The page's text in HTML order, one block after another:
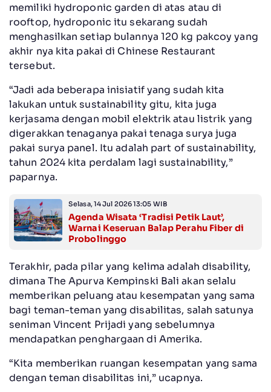
memiliki hydroponic garden di atas atau di
rooftop, hydroponic itu sekarang sudah
menghasilkan setiap bulannya 120 kg pakcoy yang
akhir nya kita pakai di Chinese Restaurant
tersebut.
“Jadi ada beberapa inisiatif yang sudah kita
lakukan untuk sustainability gitu, kita juga
kerjasama dengan mobil elektrik atau listrik yang
digerakkan tenaganya pakai tenaga surya juga
pakai surya panel. Itu adalah part of sustainability,
tahun 2024 kita perdalam lagi sustainability,”
paparnya.
Selasa, 14 Jul 2026 13:05 WIB
Agenda Wisata ‘Tradisi Petik Laut’,
Warnai Keseruan Balap Perahu Fiber di
Probolinggo
Terakhir, pada pilar yang kelima adalah disability,
dimana The Apurva Kempinski Bali akan selalu
memberikan peluang atau kesempatan yang sama
bagi teman-teman yang disabilitas, salah satunya
seniman Vincent Prijadi yang sebelumnya
mendapatkan penghargaan di Amerika.
“Kita memberikan ruangan kesempatan yang sama
dengan teman disabilitas ini,” ucapnya.